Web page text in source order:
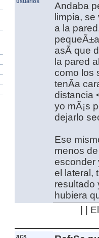
Andaba
limpia,
a la
asÃ­ que
la pared
como los
tenÃ­a
distancia
yo mÃ¡s
dejarlo
Ese
menos
esconder
el lateral,
resultado
hubiera
| |
acs